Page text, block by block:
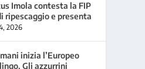
Imola contesta la FIP
ripescaggio e presenta
2026
inizia l’Europeo
Gli azzurrini